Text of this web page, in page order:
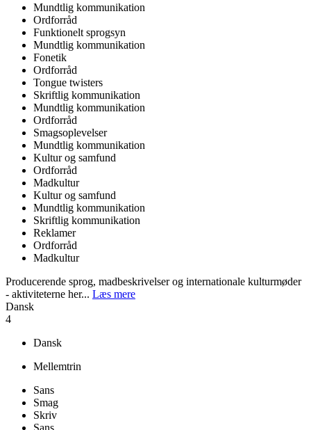
Mundtlig kommunikation
Ordforråd
Funktionelt sprogsyn
Mundtlig kommunikation
Fonetik
Ordforråd
Tongue twisters
Skriftlig kommunikation
Mundtlig kommunikation
Ordforråd
Smagsoplevelser
Mundtlig kommunikation
Kultur og samfund
Ordforråd
Madkultur
Kultur og samfund
Mundtlig kommunikation
Skriftlig kommunikation
Reklamer
Ordforråd
Madkultur
Producerende sprog, madbeskrivelser og internationale kulturmøder
- aktiviteterne her... Læs mere
Dansk
4
Dansk
Mellemtrin
Sans
Smag
Skriv
Sans